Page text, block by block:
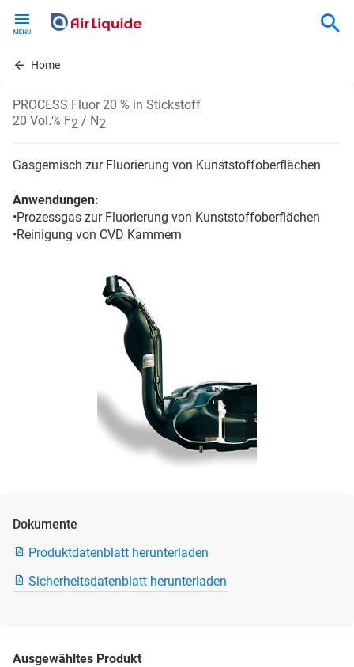
contentHome
PROCESS Fluor 20 % in Stickstoff
20 Vol.% F2 / N2
Gasgemisch zur Fluorierung von Kunststoffoberflächen
Anwendungen:
•Prozessgas zur Fluorierung von Kunststoffoberflächen
•Reinigung von CVD Kammern
Dokumente
Produktdatenblatt herunterladen
Sicherheitsdatenblatt herunterladen
Ausgewähltes Produkt